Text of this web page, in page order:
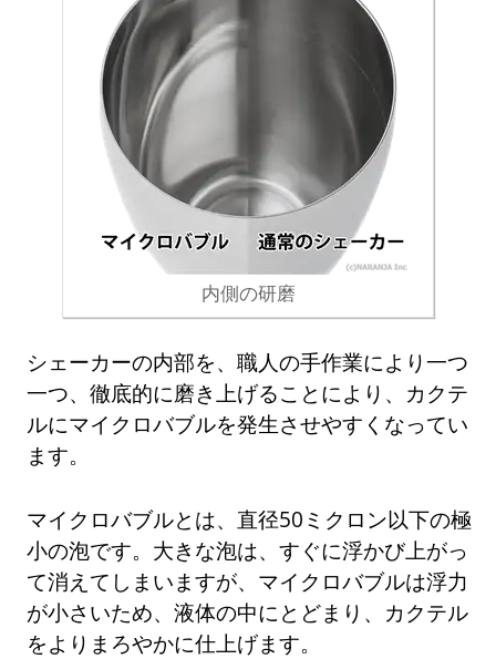
内側の研磨
シェーカーの内部を、職人の手作業により一つ
一つ、徹底的に磨き上げることにより、カクテ
ルにマイクロバブルを発生させやすくなってい
ます。
マイクロバブルとは、直径50ミクロン以下の極
小の泡です。大きな泡は、すぐに浮かび上がっ
て消えてしまいますが、マイクロバブルは浮力
が小さいため、液体の中にとどまり、カクテル
をよりまろやかに仕上げます。